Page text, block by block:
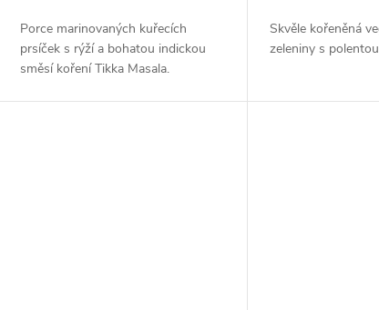
Porce marinovaných kuřecích
prsíček s rýží a bohatou indickou
směsí koření Tikka Masala.
Skvěle kořeněná
zeleniny s